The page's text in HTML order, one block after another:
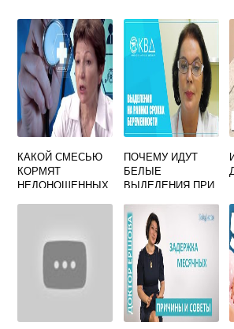
КАКОЙ СМЕСЬЮ
КОРМЯТ
НЕДОНОШЕННЫХ
ПОЧЕМУ ИДУТ
БЕЛЫЕ
ВЫДЕЛЕНИЯ ПРИ